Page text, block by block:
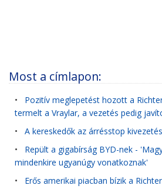
Most a címlapon:
• Pozitív meglepetést hozott a
termelt a Vraylar, a vezetés pedig
• A kereskedők az árrésstop
• Repült a gigabírság BYD-nek -
mindenkire ugyanúgy vonatkoznak'
• Erős amerikai piacban bízik a Richter